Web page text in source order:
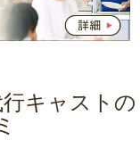
キャストの